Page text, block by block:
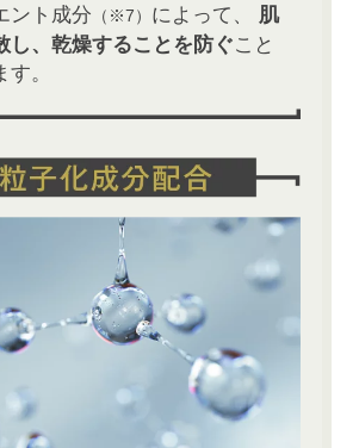
ント成分 （※7） によって、 肌
し、乾燥することを防ぐこと
。